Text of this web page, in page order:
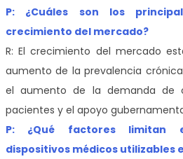
P: ¿Cuáles son los
crecimiento del mercado?
R: El crecimiento del mercado
aumento de la prevalencia
el aumento de la demanda de
pacientes y el apoyo
P: ¿Qué factores limitan
dispositivos médicos utilizables